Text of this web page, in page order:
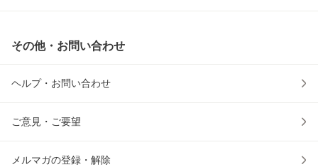
その他・お問い合わせ
ヘルプ・お問い合わせ
ご意見・ご要望
メルマガの登録・解除